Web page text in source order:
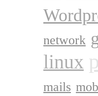
network
linux
mails